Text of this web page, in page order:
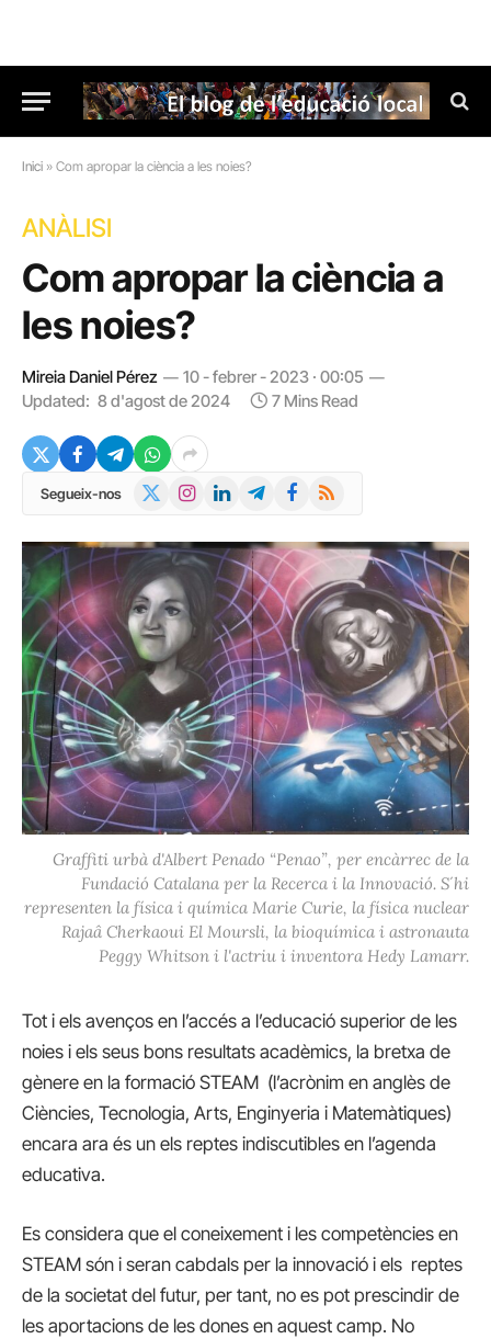
Inici » Com apropar la ciència a les noies?
ANÀLISI
Com apropar la ciència a
les noies?
Mireia Daniel Pérez
10 - febrer - 2023 · 00:05
Updated: 8 d'agost de 2024 7 Mins Read
Segueix-nos InstagramLinkedInTelegramFacebook
RSS
Graffiti urbà d'Albert Penado “Penao”, per encàrrec de la
Fundació Catalana per la Recerca i la Innovació. S´hi
representen la física i química Marie Curie, la física nuclear
Rajaâ Cherkaoui El Moursli, la bioquímica i astronauta
Peggy Whitson i l'actriu i inventora Hedy Lamarr.
Tot i els avenços en l’accés a l’educació superior de les
noies i els seus bons resultats acadèmics, la bretxa de
gènere en la formació STEAM (l’acrònim en anglès de
Ciències, Tecnologia, Arts, Enginyeria i Matemàtiques)
encara ara és un els reptes indiscutibles en l’agenda
educativa.
Es considera que el coneixement i les competències en
STEAM són i seran cabdals per la innovació i els reptes
de la societat del futur, per tant, no es pot prescindir de
les aportacions de les dones en aquest camp. No